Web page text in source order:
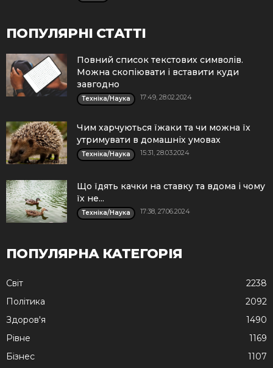
ПОПУЛЯРНІ СТАТТІ
Повний список текстових символів.
Можна скопіювати і вставити куди
завгодно
Техніка/Наука 17:49, 28.02.2024
Чим харчуються їжаки та чи можна їх
утримувати в домашніх умовах
Техніка/Наука 15:31, 28.03.2024
Що їдять качки на ставку та вдома і чому
їх не...
Техніка/Наука 17:38, 27.06.2024
ПОПУЛЯРНА КАТЕГОРІЯ
Cвіт
2238
Політика
2092
Здоров'я
1490
Рівне
1169
Бізнес
1107